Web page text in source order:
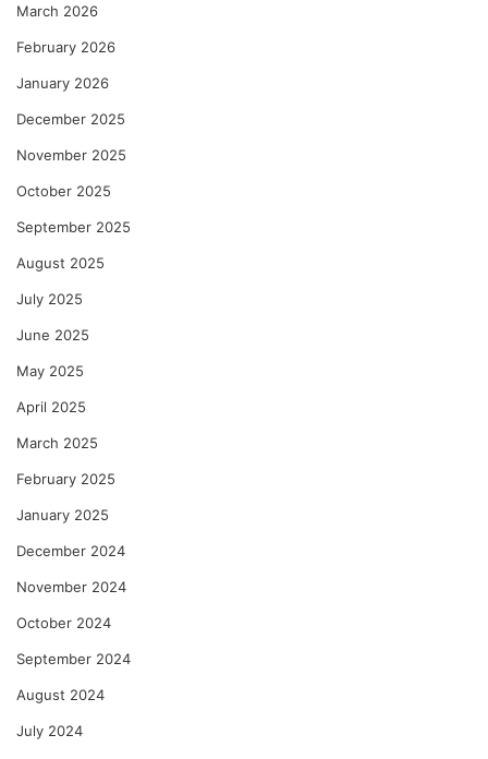
March 2026
February 2026
January 2026
December 2025
November 2025
October 2025
September 2025
August 2025
July 2025
June 2025
May 2025
April 2025
March 2025
February 2025
January 2025
December 2024
November 2024
October 2024
September 2024
August 2024
July 2024